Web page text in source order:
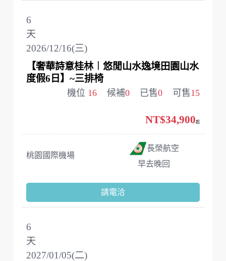
2026/12/16(三)
6
天
【奢華詩意桂林︱悠閒山水逸境田園山水
度假6日】~三排椅
機位 16 候補0 已售0 可售15
桃園國際機場
長榮航空
早去晚回
NT$34,900起
請電洽
2027/01/05(二)
6
天